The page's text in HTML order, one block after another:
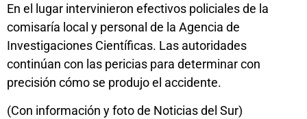
En el lugar intervinieron efectivos policiales de la
comisaría local y personal de la Agencia de
Investigaciones Científicas. Las autoridades
continúan con las pericias para determinar con
precisión cómo se produjo el accidente.
(Con información y foto de Noticias del Sur)